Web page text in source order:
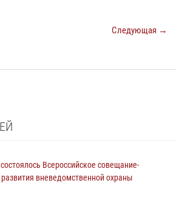
Следующая →
Всероссийское совещание-
вневедомственной охраны